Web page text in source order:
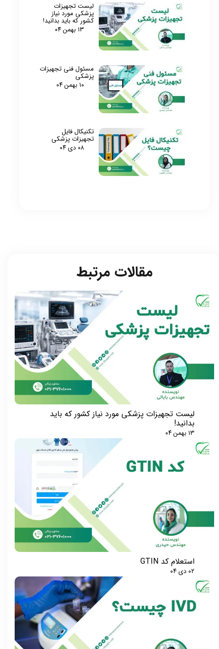
لیست تجهیزات
پزشکی مورد نیاز
کشور که باید بدانید!
۱۳ بهمن ۰۴
مسئول فنی تجهیزات
پزشکی
۱۰ بهمن ۰۴
تکنیکال فایل
تجهیزات پزشکی
۰۸ دی ۰۴
لیست تجهیزات پزشکی مورد نیاز کشور که باید
بدانید!
۱۳ بهمن ۰۴
استعلام کد GTIN
۰۲ دی ۰۴
مقالات مرتبط​​​​​​​